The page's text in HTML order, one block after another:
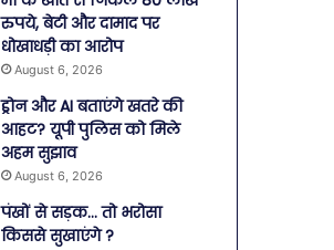
रुपये, बेटी और दामाद पर
धोखाधड़ी का आरोप
August 6, 2026
ड्रोन और AI बताएंगे खतरे की
आहट? यूपी पुलिस को मिले
अहम सुझाव
August 6, 2026
पंखों से सड़क… तो भरोसा
किससे सुखाएंगे ?